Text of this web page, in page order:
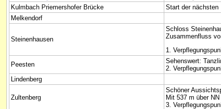
Kulmbach Priemershofer Brücke
Start der nächsten
Melkendorf
Steinenhausen
Schloss
Zusammenfluss
1.
Peesten
Sehenswert:
2.
Lindenberg
Zultenberg
Schöner
Mit 537 m über
3.